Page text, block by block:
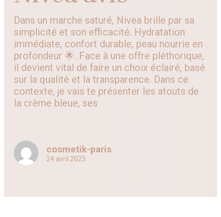
Dans un marche saturé, Nivea brille par sa
simplicité et son efficacité. Hydratation
immédiate, confort durable, peau nourrie en
profondeur 🌟. Face à une offre pléthorique,
il devient vital de faire un choix éclairé, basé
sur la qualité et la transparence. Dans ce
contexte, je vais te présenter les atouts de
la crème bleue, ses
cosmetik-paris
24 avril 2025